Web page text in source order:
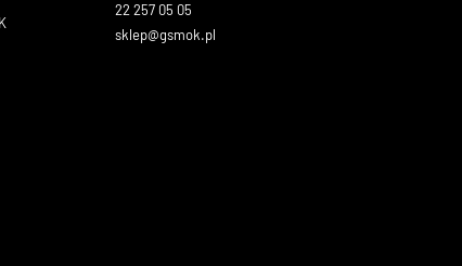
22 257 05 05
sklep@gsmok.pl